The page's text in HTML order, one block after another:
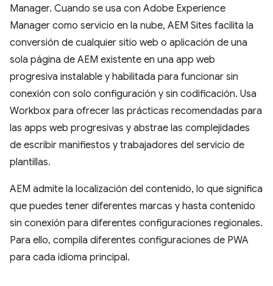
Manager. Cuando se usa con Adobe Experience
Manager como servicio en la nube, AEM Sites facilita la
conversión de cualquier sitio web o aplicación de una
sola página de AEM existente en una app web
progresiva instalable y habilitada para funcionar sin
conexión con solo configuración y sin codificación. Usa
Workbox para ofrecer las prácticas recomendadas para
las apps web progresivas y abstrae las complejidades
de escribir manifiestos y trabajadores del servicio de
plantillas.
AEM admite la localización del contenido, lo que significa
que puedes tener diferentes marcas y hasta contenido
sin conexión para diferentes configuraciones regionales.
Para ello, compila diferentes configuraciones de PWA
para cada idioma principal.